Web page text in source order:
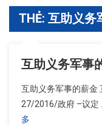
THẺ: 互助义务
互助义务军事
互助义务军事的薪金
27/2016/政府 –议定
多